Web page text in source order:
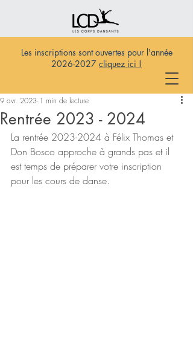
Les inscriptions sont ouvertes pour l'année
2026-2027 cliquez ici !
Rentrée 2023 - 2024
9 avr. 2023 1 min de lecture
La rentrée 2023-2024 à Félix Thomas et
Don Bosco approche à grands pas et il
est temps de préparer votre inscription
pour les cours de danse.